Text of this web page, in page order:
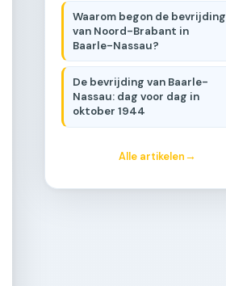
Waarom begon de bevrijding
van Noord-Brabant in
Baarle-Nassau?
De bevrijding van Baarle-
Nassau: dag voor dag in
oktober 1944
Alle artikelen